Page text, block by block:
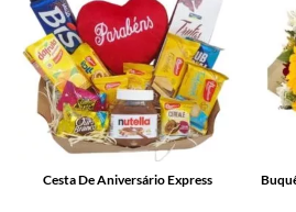
Cesta De Aniversário Express